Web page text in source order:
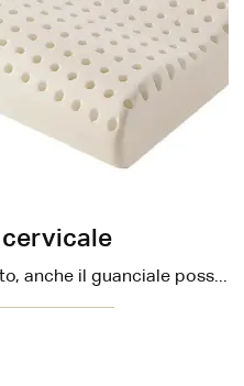
cervicale
Insieme materasso, rete e letto, anche il guanciale possiede un ruolo fondamentale a determinare la qualità del tuo sonno.